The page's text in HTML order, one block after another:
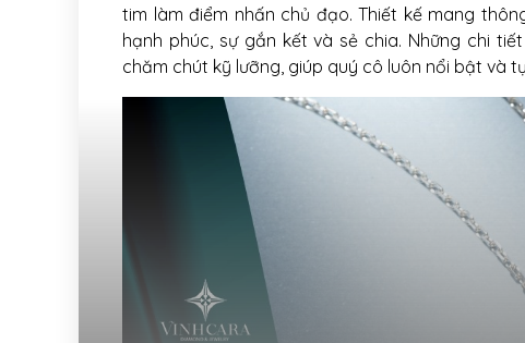
tim làm điểm nhấn chủ đạo. Thiết kế mang
hạnh phúc, sự gắn kết và sẻ chia. Những chi
chăm chút kỹ lưỡng, giúp quý cô luôn nổi bật và